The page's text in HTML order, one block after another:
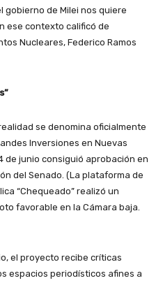
gobierno de Milei nos quiere
ese contexto calificó de
Nucleares, Federico Ramos
se denomina oficialmente
Inversiones en Nuevas
de junio consiguió aprobación en
del Senado. (La plataforma de
“Chequeado” realizó un
favorable en la Cámara baja.
el proyecto recibe críticas
espacios periodísticos afines a